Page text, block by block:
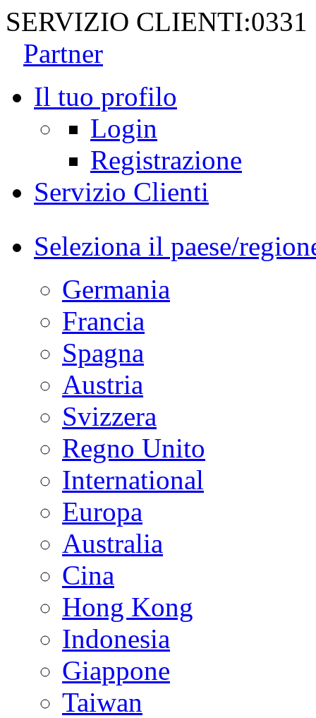
SERVIZIO CLIENTI:0331
Partner
Il tuo profilo
Login
Registrazione
Servizio Clienti
Seleziona il paese/
Germania
Francia
Spagna
Austria
Svizzera
Regno Unito
International
Europa
Australia
Cina
Hong Kong
Indonesia
Giappone
Taiwan